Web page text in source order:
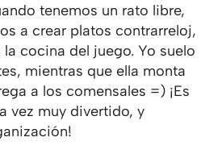
tenemos un rato libre,
a crear platos contrarreloj,
cocina del juego. Yo suelo
mientras que ella monta
a los comensales =) ¡Es
vez muy divertido, y